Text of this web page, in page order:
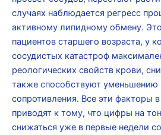
случаях наблюдается регресс
активному липидному обмену.
пациентов старшего возраста, у
сосудистых катастроф
реологических свойств крови,
также способствуют уменьшению
сопротивления. Все эти факторы
приводят к тому, что цифры на
снижаться уже в первые недели